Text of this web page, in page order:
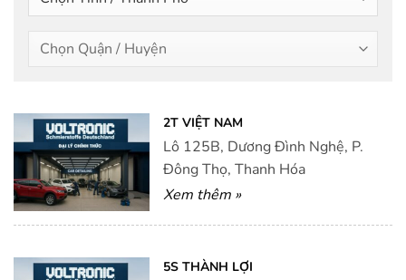
2T VIỆT NAM
Lô 125B, Dương Đình Nghệ, P.
Đông Thọ, Thanh Hóa
Xem thêm »
5S THÀNH LỢI